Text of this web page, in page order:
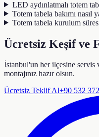
LED aydınlatmalı totem
Totem tabela bakımı nasıl
Totem tabela kurulum
Ücretsiz Keşif ve
İstanbul'un her ilçesine servis
montajınız hazır olsun.
Ücretsiz Teklif Al+90 532